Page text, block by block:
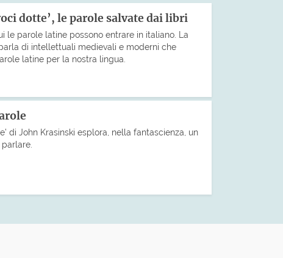
dotte’, le parole salvate dai libri
le parole latine possono entrare in italiano. La
di intellettuali medievali e moderni che
latine per la nostra lingua.
di John Krasinski esplora, nella fantascienza, un